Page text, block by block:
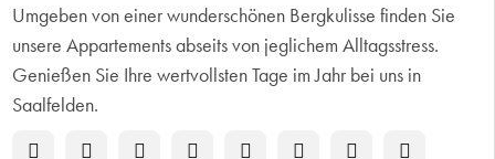
Umgeben von einer wunderschönen Bergkulisse finden Sie
unsere Appartements abseits von jeglichem Alltagsstress.
Genießen Sie Ihre wertvollsten Tage im Jahr bei uns in
Saalfelden.